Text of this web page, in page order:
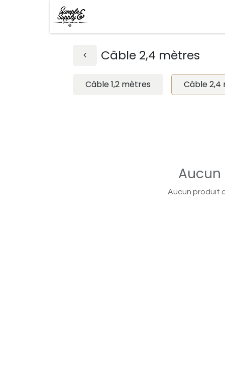
Câble 2,4 mètres
Câble 1,2 mètres Câble 2,4
Aucun produit